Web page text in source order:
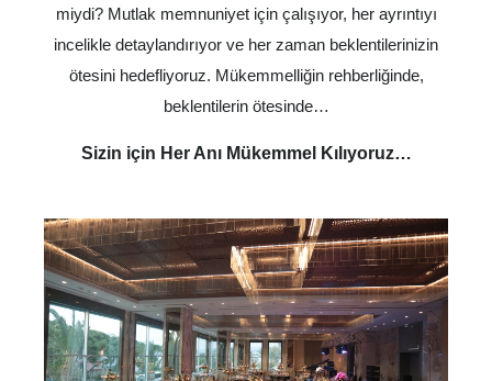
miydi? Mutlak memnuniyet için çalışıyor, her ayrıntıyı
incelikle detaylandırıyor ve her zaman beklentilerinizin
ötesini hedefliyoruz. Mükemmelliğin rehberliğinde,
beklentilerin ötesinde…
Sizin için Her Anı Mükemmel Kılıyoruz…